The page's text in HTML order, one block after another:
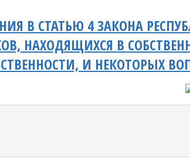
В СТАТЬЮ 4 ЗАКОНА
НАХОДЯЩИХСЯ В
И НЕКОТОРЫХ